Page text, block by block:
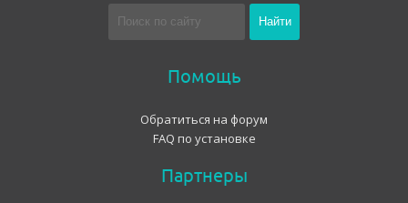
Помощь
Обратиться на форум
FAQ по установке
Партнеры